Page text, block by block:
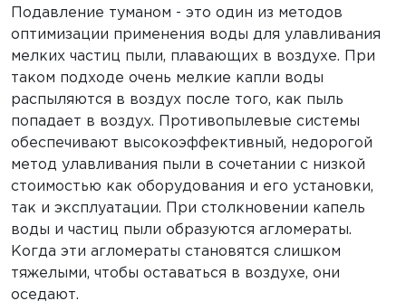
Подавление туманом - это один из методов
оптимизации применения воды для улавливания
мелких частиц пыли, плавающих в воздухе. При
таком подходе очень мелкие капли воды
распыляются в воздух после того, как пыль
попадает в воздух. Противопылевые системы
обеспечивают высокоэффективный, недорогой
метод улавливания пыли в сочетании с низкой
стоимостью как оборудования и его установки,
так и эксплуатации. При столкновении капель
воды и частиц пыли образуются агломераты.
Когда эти агломераты становятся слишком
тяжелыми, чтобы оставаться в воздухе, они
оседают.